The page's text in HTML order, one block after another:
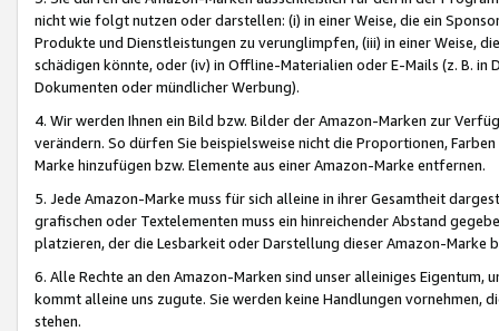
nicht wie folgt nutzen oder darstellen: (i) in einer Weise, die ein
Produkte und Dienstleistungen zu verunglimpfen, (iii) in einer Weise,
schädigen könnte, oder (iv) in Offline-Materialien oder E-Mails (z. B. in
Dokumenten oder mündlicher Werbung).
4. Wir werden Ihnen ein Bild bzw. Bilder der Amazon-Marken zur
verändern. So dürfen Sie beispielsweise nicht die Proportionen,
Marke hinzufügen bzw. Elemente aus einer Amazon-Marke entfernen.
5. Jede Amazon-Marke muss für sich alleine in ihrer Gesamtheit
grafischen oder Textelementen muss ein hinreichender Abstand
platzieren, der die Lesbarkeit oder Darstellung dieser Amazon-Marke
6. Alle Rechte an den Amazon-Marken sind unser alleiniges
kommt alleine uns zugute. Sie werden keine Handlungen vornehmen,
stehen.